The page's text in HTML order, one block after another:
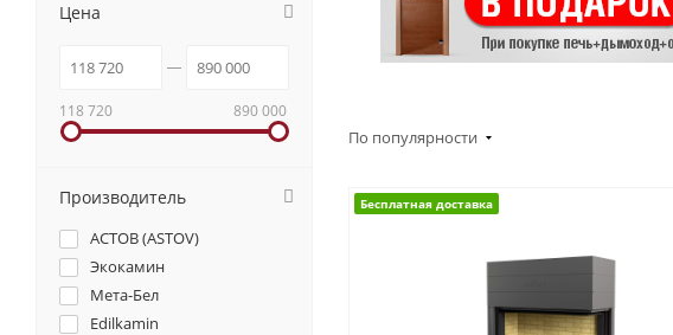
По популярности
Бесплатная доставка
Цена
118 720 890 000
Производитель
АСТОВ (ASTOV)
Экокамин
Мета-Бел
Edilkamin